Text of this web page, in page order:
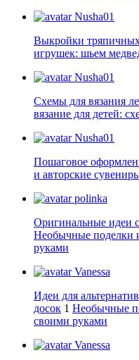
Nusha01
Выкройки
игрушек: шьем
Nusha01
Схемы для вязания
вязание для детей:
Nusha01
Пошаговое
и авторские
polinka
Оригинальные идеи
Необычные поделки
руками
Vanessa
Идеи для
досок 1 Необычные
своими руками
Vanessa